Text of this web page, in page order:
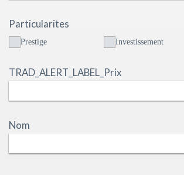
Particularites
Prestige Investissement
TRAD_ALERT_LABEL_Prix
Nom